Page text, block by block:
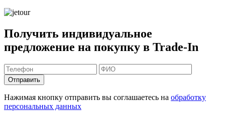
Получить индивидуальное
предложение на покупку в Trade-In
Отправить
Нажимая кнопку отправить вы соглашаетесь на обработку
персональных данных